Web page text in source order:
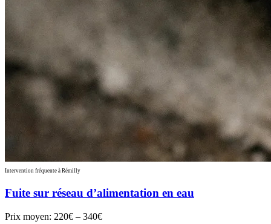
Intervention fréquente à Rémilly
Fuite sur réseau d’alimentation en eau
Prix moyen: 220€ – 340€